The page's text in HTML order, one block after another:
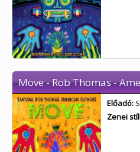
Move - Rob Thomas -
Előadó:
Zenei